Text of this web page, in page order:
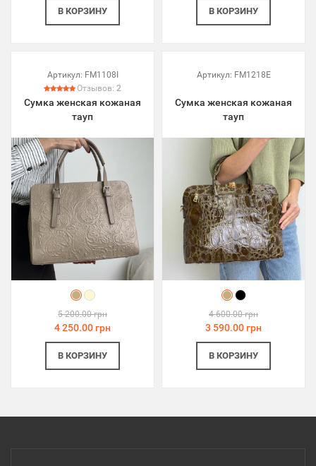
В КОРЗИНУ В КОРЗИНУ
Артикул: FM1108I
Отзывов: 2
Сумка женская кожаная
тауп
5 200.00 грн
4 250.00 грн
В КОРЗИНУ
Артикул: FM1218E
Сумка женская кожаная
тауп
4 600.00 грн
3 590.00 грн
В КОРЗИНУ